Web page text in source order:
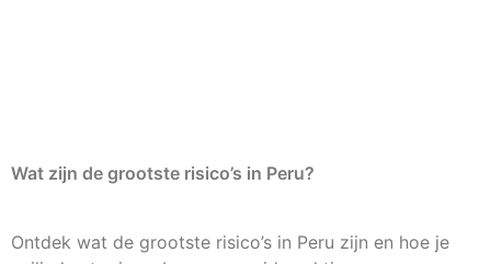
Wat zijn de grootste risico’s in Peru?
Ontdek wat de grootste risico’s in Peru zijn en hoe je